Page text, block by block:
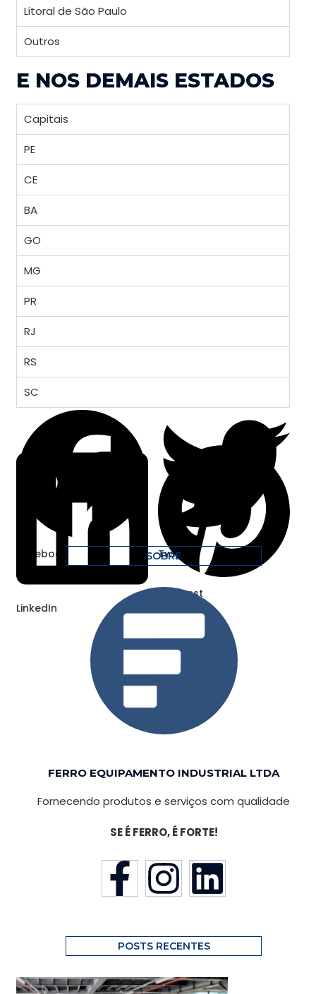
Facebook Twitter
LinkedIn
Pinterest
Litoral de São Paulo
Outros
E NOS DEMAIS ESTADOS
Capitais
PE
CE
BA
GO
MG
PR
RJ
RS
SC
SOBRE
FERRO EQUIPAMENTO INDUSTRIAL LTDA
Fornecendo produtos e serviços com qualidade
SE É FERRO, É FORTE!
POSTS RECENTES